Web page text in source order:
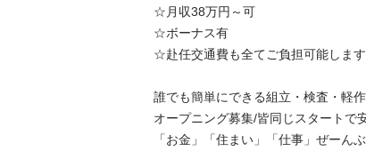
☆月収38万円～可
☆ボーナス有
☆赴任交通費も全てご負担可能し
誰でも簡単にできる組立・検査・軽作
オープニング募集/皆同じスタ
「お金」「住まい」「仕事」